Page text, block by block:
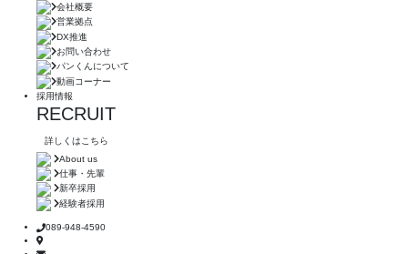
会社概要
営業拠点
DX推進
お問い合わせ
パンくんについて
動画コーナー
採用情報
RECRUIT
詳しくはこちら
About us
仕事・先輩
新卒採用
経験者採用
089-948-4590